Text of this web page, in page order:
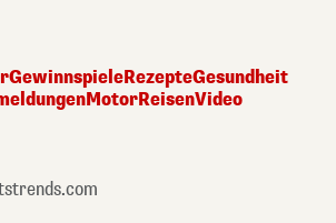
GewinnspieleRezepteGesundheit
MotorReisenVideo